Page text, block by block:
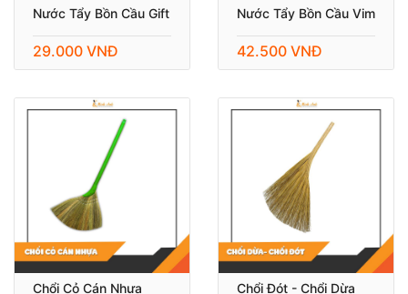
Nước Tẩy Bồn Cầu Gift
29.000 VNĐ
Nước Tẩy Bồn Cầu Vim
42.500 VNĐ
Chổi Cỏ Cán Nhựa Chổi Đót - Chổi Dừa